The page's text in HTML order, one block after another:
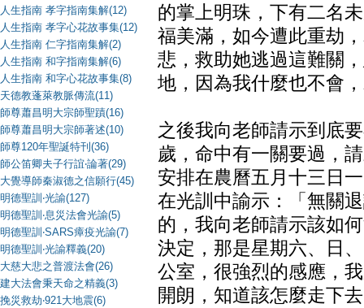
人生指南 孝字指南集解(12)
人生指南 孝字心花故事集(12)
人生指南 仁字指南集解(2)
人生指南 和字指南集解(6)
人生指南 和字心花故事集(8)
天德教蓬萊教脈傳流(11)
師尊蕭昌明大宗師聖蹟(16)
師尊蕭昌明大宗師著述(10)
師尊120年聖誕特刊(36)
師公笛卿夫子行誼‧論著(29)
大覺導師秦淑德之信願行(45)
明德聖訓‧光諭(127)
明德聖訓‧息災法會光諭(5)
明德聖訓‧SARS瘴疫光諭(7)
明德聖訓‧光諭釋義(20)
大慈大悲之普渡法會(26)
建大法會秉天命之精義(3)
挽災救劫‧921大地震(6)
的掌上明珠，下有二名
福美滿，如今遭此重劫
悲，救助她逃過這難關
地，因為我什麼也不會
之後我向老師請示到底
歲，命中有一關要過，
安排在農曆五月十三日
在光訓中諭示：「無關
的，我向老師請示該如
決定，那是星期六、日
公室，很強烈的感應，
開朗，知道該怎麼走下